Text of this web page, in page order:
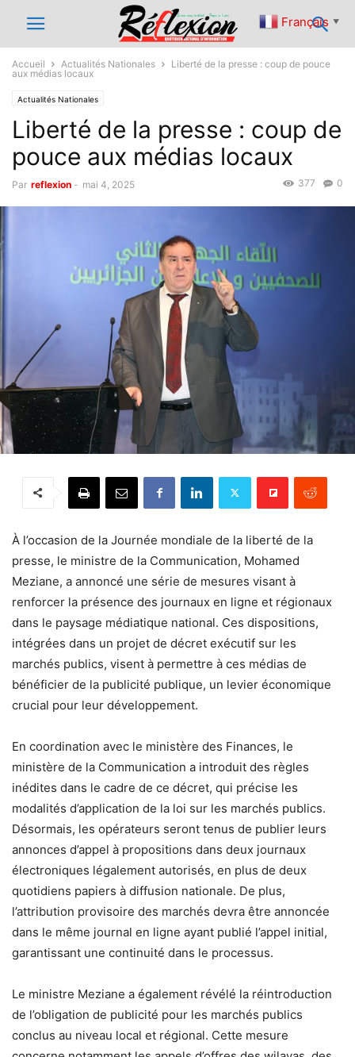
Accueil Actualités Nationales
Liberté de la presse : coup de pouce
aux médias locaux
Actualités Nationales
Liberté de la presse : coup de
pouce aux médias locaux
Par reflexion - mai 4, 2025 0
377
À l’occasion de la Journée mondiale de la liberté de la
presse, le ministre de la Communication, Mohamed
Meziane, a annoncé une série de mesures visant à
renforcer la présence des journaux en ligne et régionaux
dans le paysage médiatique national. Ces dispositions,
intégrées dans un projet de décret exécutif sur les
marchés publics, visent à permettre à ces médias de
bénéficier de la publicité publique, un levier économique
crucial pour leur développement.
En coordination avec le ministère des Finances, le
ministère de la Communication a introduit des règles
inédites dans le cadre de ce décret, qui précise les
modalités d’application de la loi sur les marchés publics.
Désormais, les opérateurs seront tenus de publier leurs
annonces d’appel à propositions dans deux journaux
électroniques légalement autorisés, en plus de deux
quotidiens papiers à diffusion nationale. De plus,
l’attribution provisoire des marchés devra être annoncée
dans le même journal en ligne ayant publié l’appel initial,
garantissant une continuité dans le processus.
Le ministre Meziane a également révélé la réintroduction
de l’obligation de publicité pour les marchés publics
conclus au niveau local et régional. Cette mesure
Français ▼